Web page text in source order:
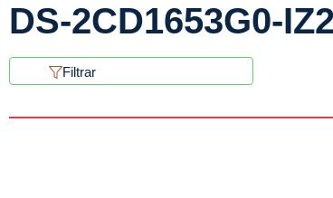
DS-2CD1653G0-
Filtrar